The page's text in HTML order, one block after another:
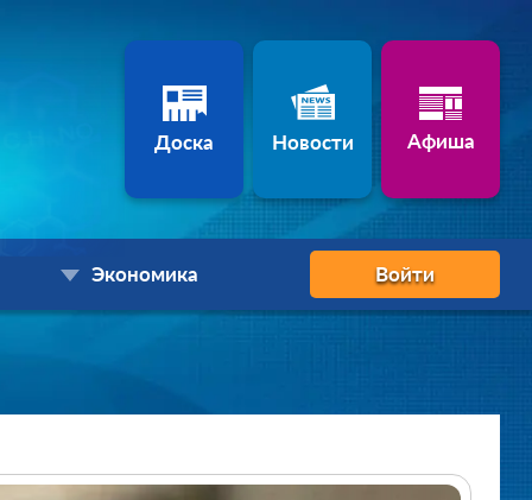
Доска Новости Афиша
Экономика Войти